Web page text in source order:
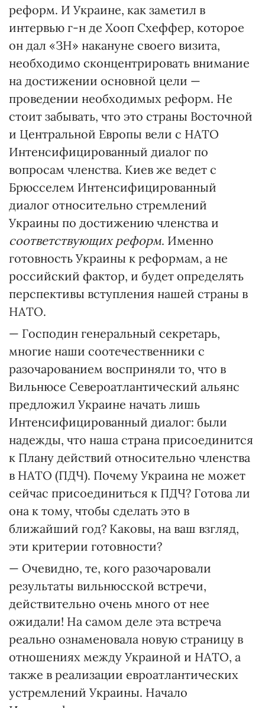
реформ. И Украине, как заметил в
интервью г-н де Хооп Схеффер, которое
он дал «ЗН» накануне своего визита,
необходимо сконцентрировать внимание
на достижении основной цели —
проведении необходимых реформ. Не
стоит забывать, что это страны Восточной
и Центральной Европы вели с НАТО
Интенсифицированный диалог по
вопросам членства. Киев же ведет с
Брюсселем Интенсифицированный
диалог относительно стремлений
Украины по достижению членства и
соответствующих реформ. Именно
готовность Украины к реформам, а не
российский фактор, и будет определять
перспективы вступления нашей страны в
НАТО.
— Господин генеральный секретарь,
многие наши соотечественники с
разочарованием восприняли то, что в
Вильнюсе Североатлантический альянс
предложил Украине начать лишь
Интенсифицированный диалог: были
надежды, что наша страна присоединится
к Плану действий относительно членства
в НАТО (ПДЧ). Почему Украина не может
сейчас присоединиться к ПДЧ? Готова ли
она к тому, чтобы сделать это в
ближайший год? Каковы, на ваш взгляд,
эти критерии готовности?
— Очевидно, те, кого разочаровали
результаты вильнюсской встречи,
действительно очень много от нее
ожидали! На самом деле эта встреча
реально ознаменовала новую страницу в
отношениях между Украиной и НАТО, а
также в реализации евроатлантических
устремлений Украины. Начало